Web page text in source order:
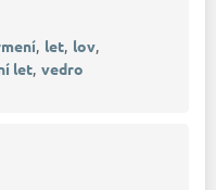
, let, lov,
let, vedro